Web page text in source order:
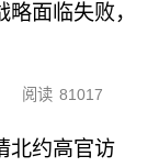
面临失败，
阅读 81017
北约高官访